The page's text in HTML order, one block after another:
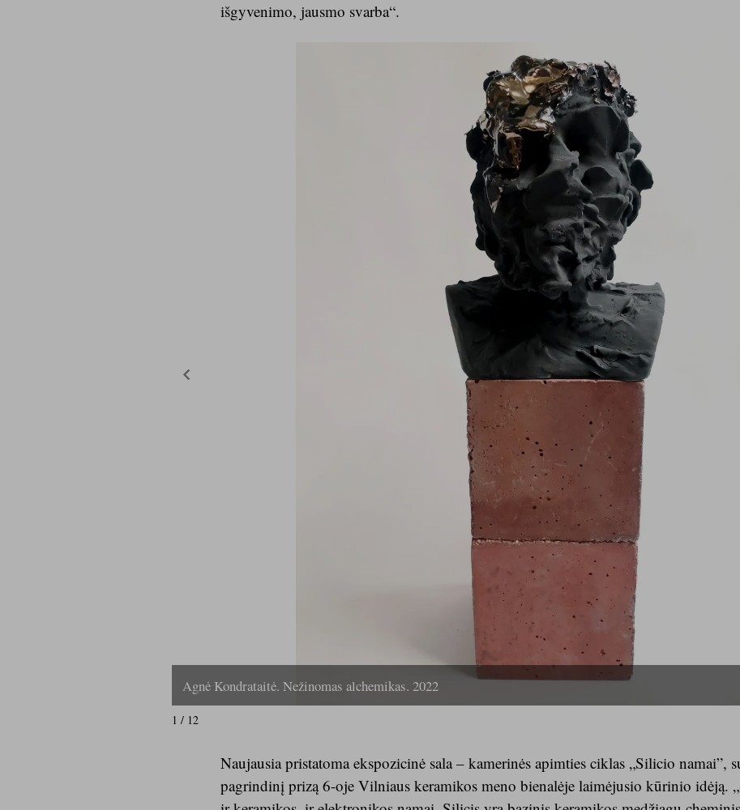
išgyvenimo, jausmo svarba“.
Agnė Kondrataitė. Nežinomas alchemikas. 2022
1 / 12
Naujausia pristatoma ekspozicinė sala – kamerinės apimties ciklas „Silicio namai”,
pagrindinį prizą 6-oje Vilniaus keramikos meno bienalėje laimėjusio kūrinio idėją.